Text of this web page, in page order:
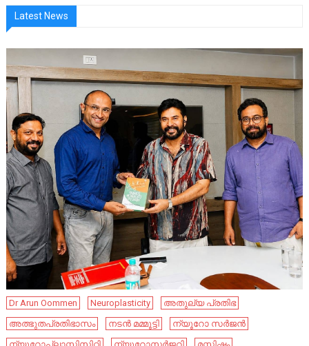
Latest News
Dr Arun Oommen Neuroplasticity
അതുല്യ പ്രതിഭ
അത്ഭുതപ്രതിഭാസം
നടൻ മമ്മൂട്ടി
ന്യൂറോ സർജൻ